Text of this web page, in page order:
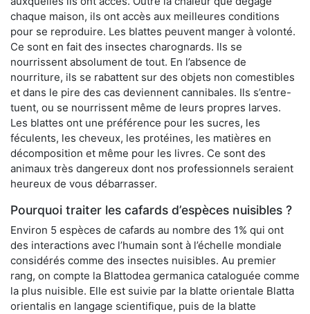
chaque maison, ils ont accès aux meilleures conditions
pour se reproduire. Les blattes peuvent manger à volonté.
Ce sont en fait des insectes charognards. Ils se
nourrissent absolument de tout. En l’absence de
nourriture, ils se rabattent sur des objets non comestibles
et dans le pire des cas deviennent cannibales. Ils s’entre-
tuent, ou se nourrissent même de leurs propres larves.
Les blattes ont une préférence pour les sucres, les
féculents, les cheveux, les protéines, les matières en
décomposition et même pour les livres. Ce sont des
animaux très dangereux dont nos professionnels seraient
heureux de vous débarrasser.
Pourquoi traiter les cafards d’espèces nuisibles ?
Environ 5 espèces de cafards au nombre des 1% qui ont
des interactions avec l’humain sont à l’échelle mondiale
considérés comme des insectes nuisibles. Au premier
rang, on compte la Blattodea germanica cataloguée comme
la plus nuisible. Elle est suivie par la blatte orientale Blatta
orientalis en langage scientifique, puis de la blatte